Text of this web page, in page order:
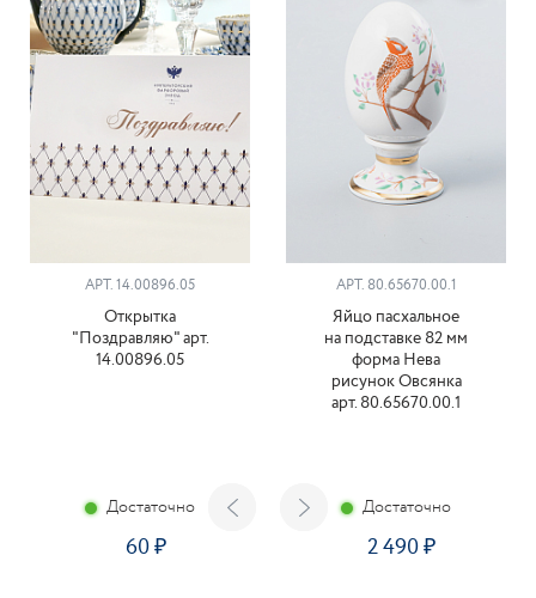
АРТ. 14.00896.05
Открытка
"Поздравляю" арт.
14.00896.05
Достаточно
60
АРТ. 80.65670.00.1
Яйцо пасхальное
на подставке 82 мм
форма Нева
рисунок Овсянка
арт. 80.65670.00.1
Достаточно
2 490